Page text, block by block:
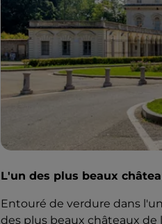
L'un des plus beaux
Entouré de verdure dans
des plus beaux châteaux de